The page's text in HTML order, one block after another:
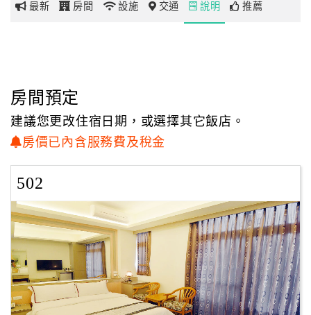
玩
地
圖
顧
務
顧
客
滿
意
度
最新 房間 設施 交通 說明 推薦
房間預定
建議您更改住宿日期，或選擇其它飯店。
房價已內含服務費及稅金
502